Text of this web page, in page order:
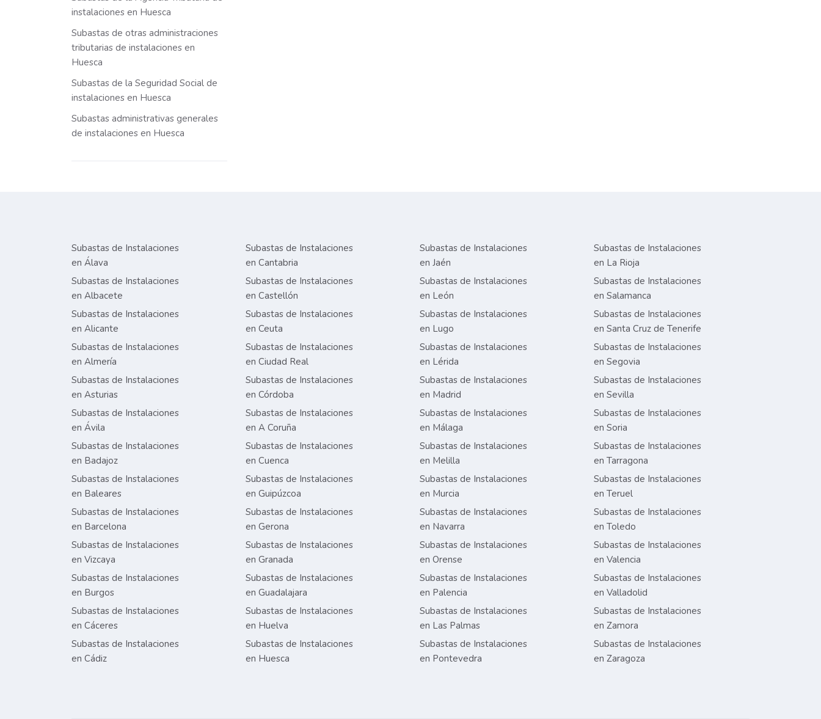
instalaciones en Huesca
Subastas de otras administraciones
tributarias de instalaciones en
Huesca
Subastas de la Seguridad Social de
instalaciones en Huesca
Subastas administrativas generales
de instalaciones en Huesca
Subastas de Instalaciones
en Álava
Subastas de Instalaciones
en Albacete
Subastas de Instalaciones
en Alicante
Subastas de Instalaciones
en Almería
Subastas de Instalaciones
en Asturias
Subastas de Instalaciones
en Ávila
Subastas de Instalaciones
en Badajoz
Subastas de Instalaciones
en Baleares
Subastas de Instalaciones
en Barcelona
Subastas de Instalaciones
en Vizcaya
Subastas de Instalaciones
en Burgos
Subastas de Instalaciones
en Cáceres
Subastas de Instalaciones
en Cádiz
Subastas de Instalaciones
en Cantabria
Subastas de Instalaciones
en Castellón
Subastas de Instalaciones
en Ceuta
Subastas de Instalaciones
en Ciudad Real
Subastas de Instalaciones
en Córdoba
Subastas de Instalaciones
en A Coruña
Subastas de Instalaciones
en Cuenca
Subastas de Instalaciones
en Guipúzcoa
Subastas de Instalaciones
en Gerona
Subastas de Instalaciones
en Granada
Subastas de Instalaciones
en Guadalajara
Subastas de Instalaciones
en Huelva
Subastas de Instalaciones
en Huesca
Subastas de Instalaciones
en Jaén
Subastas de Instalaciones
en León
Subastas de Instalaciones
en Lugo
Subastas de Instalaciones
en Lérida
Subastas de Instalaciones
en Madrid
Subastas de Instalaciones
en Málaga
Subastas de Instalaciones
en Melilla
Subastas de Instalaciones
en Murcia
Subastas de Instalaciones
en Navarra
Subastas de Instalaciones
en Orense
Subastas de Instalaciones
en Palencia
Subastas de Instalaciones
en Las Palmas
Subastas de Instalaciones
en Pontevedra
Subastas de Instalaciones
en La Rioja
Subastas de Instalaciones
en Salamanca
Subastas de Instalaciones
en Santa Cruz de Tenerife
Subastas de Instalaciones
en Segovia
Subastas de Instalaciones
en Sevilla
Subastas de Instalaciones
en Soria
Subastas de Instalaciones
en Tarragona
Subastas de Instalaciones
en Teruel
Subastas de Instalaciones
en Toledo
Subastas de Instalaciones
en Valencia
Subastas de Instalaciones
en Valladolid
Subastas de Instalaciones
en Zamora
Subastas de Instalaciones
en Zaragoza